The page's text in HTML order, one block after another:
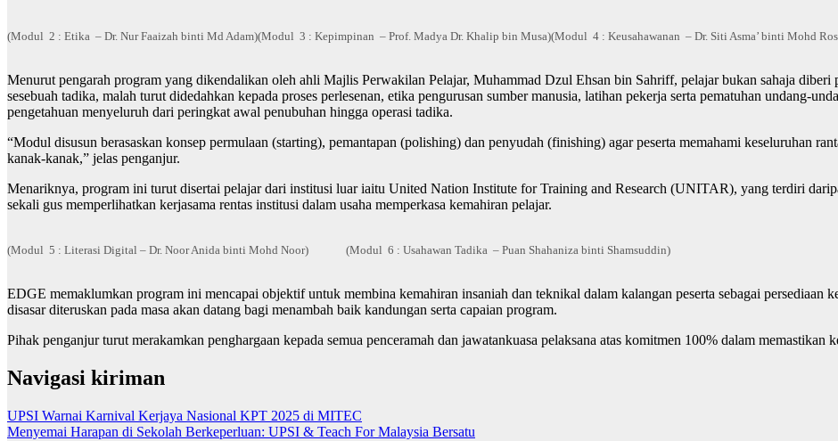
(Modul 2 : Etika – Dr. Nur Faaizah binti Md Adam)(Modul 3 : Kepimpinan – Prof. Madya Dr. Khalip bin Musa)(Modul 4 : Keusahawanan – Dr. Siti Asma’ binti Mohd
Menurut pengarah program yang dikendalikan oleh ahli Majlis Perwakilan Pelajar, Muhammad Dzul Ehsan bin Sahriff, pelajar bukan sahaja diberi
sesebuah tadika, malah turut didedahkan kepada proses perlesenan, etika pengurusan sumber manusia, latihan pekerja serta pematuhan undang-
pengetahuan menyeluruh dari peringkat awal penubuhan hingga operasi tadika.
“Modul disusun berasaskan konsep permulaan (starting), pemantapan (polishing) dan penyudah (finishing) agar peserta memahami keseluruhan
kanak-kanak,” jelas penganjur.
Menariknya, program ini turut disertai pelajar dari institusi luar iaitu United Nation Institute for Training and Research (UNITAR), yang terdiri
sekali gus memperlihatkan kerjasama rentas institusi dalam usaha memperkasa kemahiran pelajar.
(Modul 5 : Literasi Digital – Dr. Noor Anida binti Mohd Noor) (Modul 6 : Usahawan Tadika – Puan Shahaniza binti Shamsuddin)
EDGE memaklumkan program ini mencapai objektif untuk membina kemahiran insaniah dan teknikal dalam kalangan peserta sebagai persediaan
disasar diteruskan pada masa akan datang bagi menambah baik kandungan serta capaian program.
Pihak penganjur turut merakamkan penghargaan kepada semua penceramah dan jawatankuasa pelaksana atas komitmen 100% dalam memastikan
Navigasi kiriman
UPSI Warnai Karnival Kerjaya Nasional KPT 2025 di MITEC
Menyemai Harapan di Sekolah Berkeperluan: UPSI & Teach For Malaysia Bersatu